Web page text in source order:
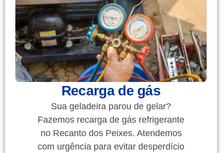
Recarga de gás
Sua geladeira parou de gelar?
Fazemos recarga de gás refrigerante
no Recanto dos Peixes. Atendemos
com urgência para evitar desperdício